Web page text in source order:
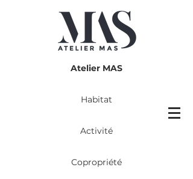
Atelier MAS
Habitat
Activité
Copropriété